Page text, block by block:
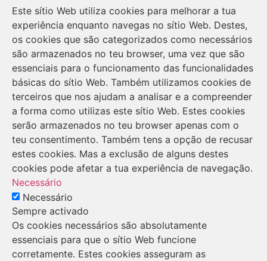
Este sítio Web utiliza cookies para melhorar a tua
experiência enquanto navegas no sítio Web. Destes,
os cookies que são categorizados como necessários
são armazenados no teu browser, uma vez que são
essenciais para o funcionamento das funcionalidades
básicas do sítio Web. Também utilizamos cookies de
terceiros que nos ajudam a analisar e a compreender
a forma como utilizas este sítio Web. Estes cookies
serão armazenados no teu browser apenas com o
teu consentimento. Também tens a opção de recusar
estes cookies. Mas a exclusão de alguns destes
cookies pode afetar a tua experiência de navegação.
Necessário
Necessário
Sempre activado
Os cookies necessários são absolutamente
essenciais para que o sítio Web funcione
corretamente. Estes cookies asseguram as